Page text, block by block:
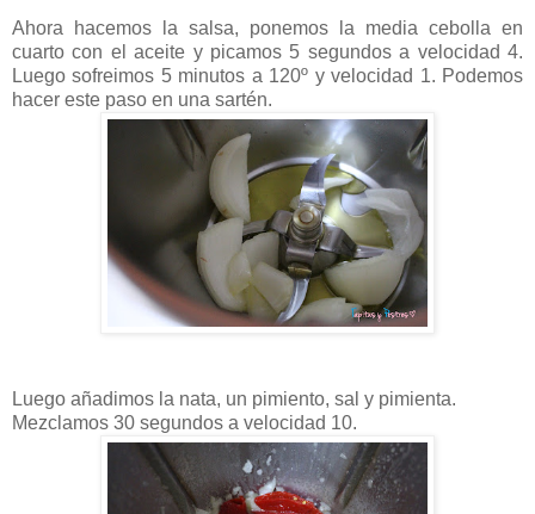
Ahora hacemos la salsa, ponemos la media cebolla en
cuarto con el aceite y picamos 5 segundos a velocidad 4.
Luego sofreimos 5 minutos a 120º y velocidad 1. Podemos
hacer este paso en una sartén.
Luego añadimos la nata, un pimiento, sal y pimienta.
Mezclamos 30 segundos a velocidad 10.